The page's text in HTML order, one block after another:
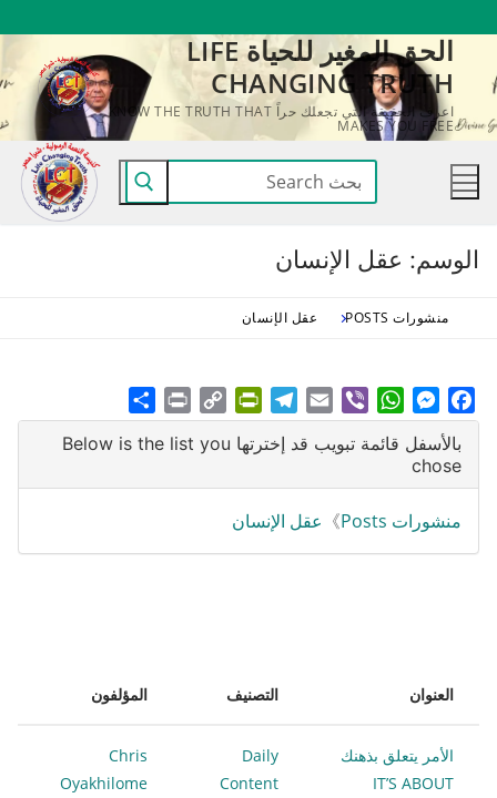
المحتوى
الحق المغير للحياة LIFE
CHANGING TRUTH
اعرف الحقيقة التي تجعلك حراً KNOW THE TRUTH THAT
MAKES YOU FREE
البحث
عن:
الوسم: عقل الإنسان
منشورات POSTS عقل الإنسان
Facebook
Messenger
WhatsApp
Viber
Email
Telegram
PrintFriendly
Copy
Link
Print
بالأسفل قائمة تبويب قد إخترتها Below is the list you
chose
منشورات Posts 》 عقل الإنسان
العنوان التصنيف المؤلفون
الأمر يتعلق بذهنك
IT’S ABOUT
Daily
Content
Chris
Oyakhilome